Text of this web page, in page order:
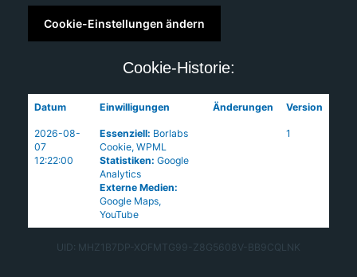
Cookie-Einstellungen ändern
Cookie-Historie:
Datum Einwilligungen Änderungen Version
2026-08-
07
12:22:00
Essenziell: Borlabs
Cookie, WPML
Statistiken: Google
Analytics
Externe Medien:
Google Maps,
YouTube
1
UID: MHZ1B7DP-XOFMTG99-Z8G5608V-BB9CQLNK